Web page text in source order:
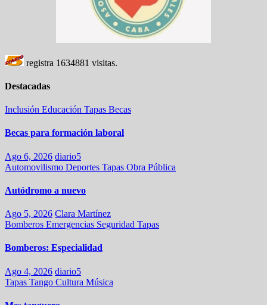
registra 1634881 visitas.
Destacadas
Inclusión Educación Tapas Becas
Becas para formación laboral
Ago 6, 2026 diario5
Automovilismo Deportes Tapas Obra Pública
Autódromo a nuevo
Ago 5, 2026 Clara Martínez
Bomberos Emergencias Seguridad Tapas
Bomberos: Especialidad
Ago 4, 2026 diario5
Tapas Tango Cultura Música